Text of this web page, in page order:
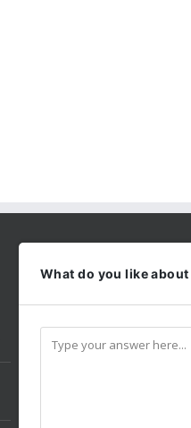
Téléphone:01 86 98 27
Mobile:054 2544520
Email:
What do you like